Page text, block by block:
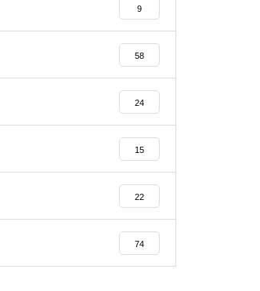
9
58
24
15
22
74